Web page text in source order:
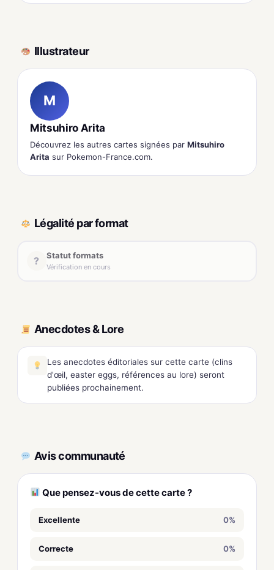
Illustrateur
M
Mitsuhiro Arita
Découvrez les autres cartes signées par Mitsuhiro
Arita sur Pokemon-France.com.
Légalité par format
? Statut formats
Vérification en cours
Anecdotes & Lore
Les anecdotes éditoriales sur cette carte (clins
d'œil, easter eggs, références au lore) seront
publiées prochainement.
Avis communauté
Que pensez-vous de cette carte ?
Excellente 0%
Correcte 0%